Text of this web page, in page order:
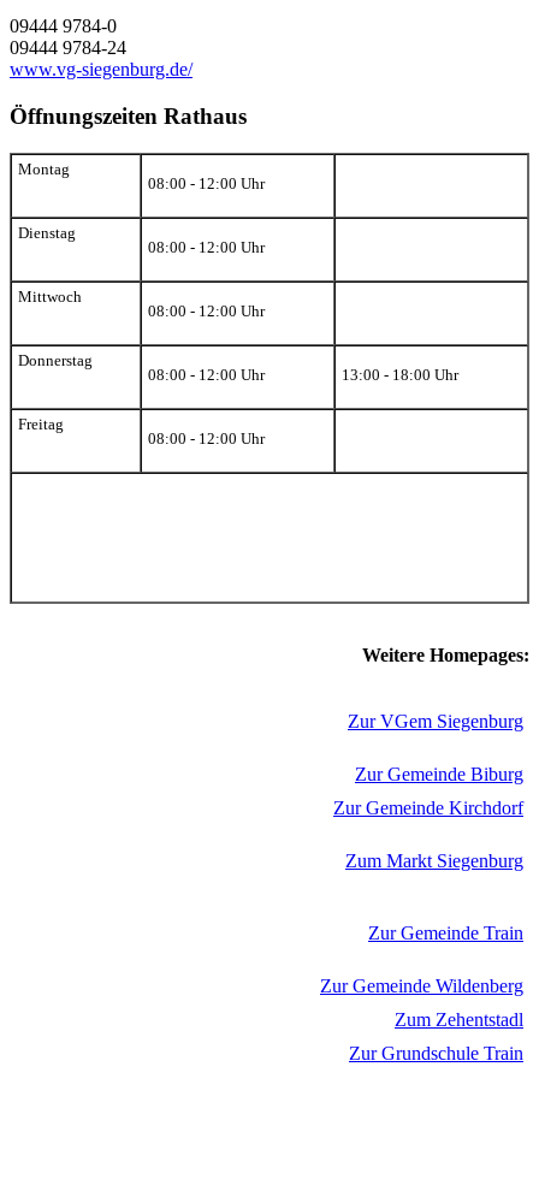
09444 9784-0
09444 9784-24
www.vg-siegenburg.de/
Öffnungszeiten Rathaus
Montag
08:00 - 12:00 Uhr
Dienstag
08:00 - 12:00 Uhr
Mittwoch
08:00 - 12:00 Uhr
Donnerstag
08:00 - 12:00 Uhr
13:00 - 18:00 Uhr
Freitag
08:00 - 12:00 Uhr
Weitere Homepages:
Zur VGem Siegenburg
Zur Gemeinde Biburg
Zur Gemeinde Kirchdorf
Zum Markt Siegenburg
Zur Gemeinde Train
Zur Gemeinde Wildenberg
Zum Zehentstadl
Zur Grundschule Train